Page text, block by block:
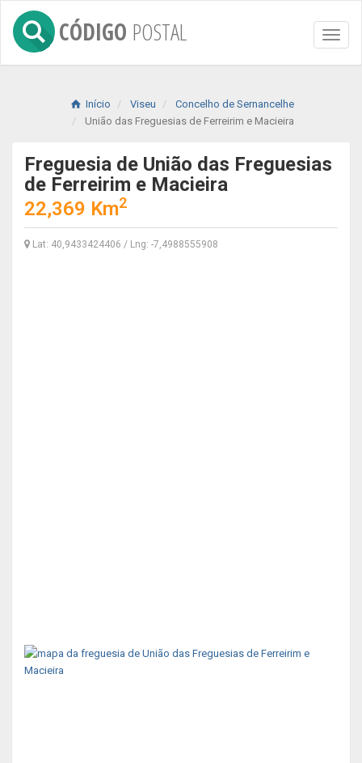
Toggle
CÓDIGO POSTAL
Início Viseu
Concelho de Sernancelhe
União das Freguesias de Ferreirim e Macieira
Freguesia de União das Freguesias
de Ferreirim e Macieira
22,369 Km2
Lat: 40,9433424406 / Lng: -7,4988555908